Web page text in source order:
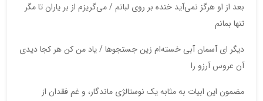
بعد از او هرگز نمی‌آید خنده بر روی لبانم / می‌گریزم از بر یاران تا مگر
تنها بمانم
دیگر ای آسمان آبی خسته‌ام زین جستجو‌ها / یاد من کن هر کجا دیدی
آن عروس آرزو را
مضمون این ابیات به مثابه یک نوستالژی ماندگار، و غم فقدان از